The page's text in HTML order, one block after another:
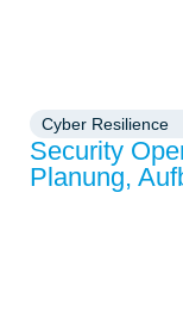
Cyber Resilience
Security
Planung,